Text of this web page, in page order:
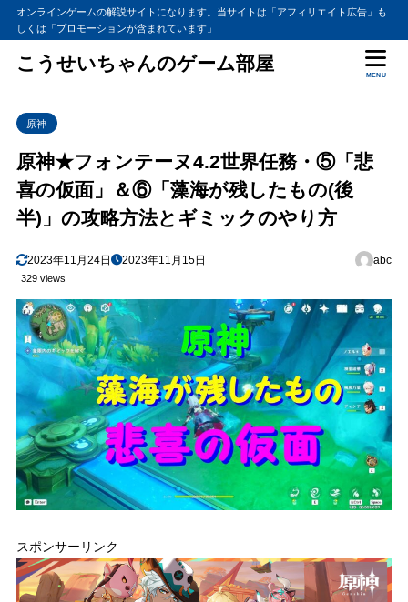
オンラインゲームの解説サイトになります。当サイトは「アフィリエイト広告」も
しくは「プロモーションが含まれています」
こうせいちゃんのゲーム部屋
MENU
原神
原神★フォンテーヌ4.2世界任務・⑤「悲
喜の仮面」＆⑥「藻海が残したもの(後
半)」の攻略方法とギミックのやり方
2023年11月24日 2023年11月15日 abc
329 views
スポンサーリンク